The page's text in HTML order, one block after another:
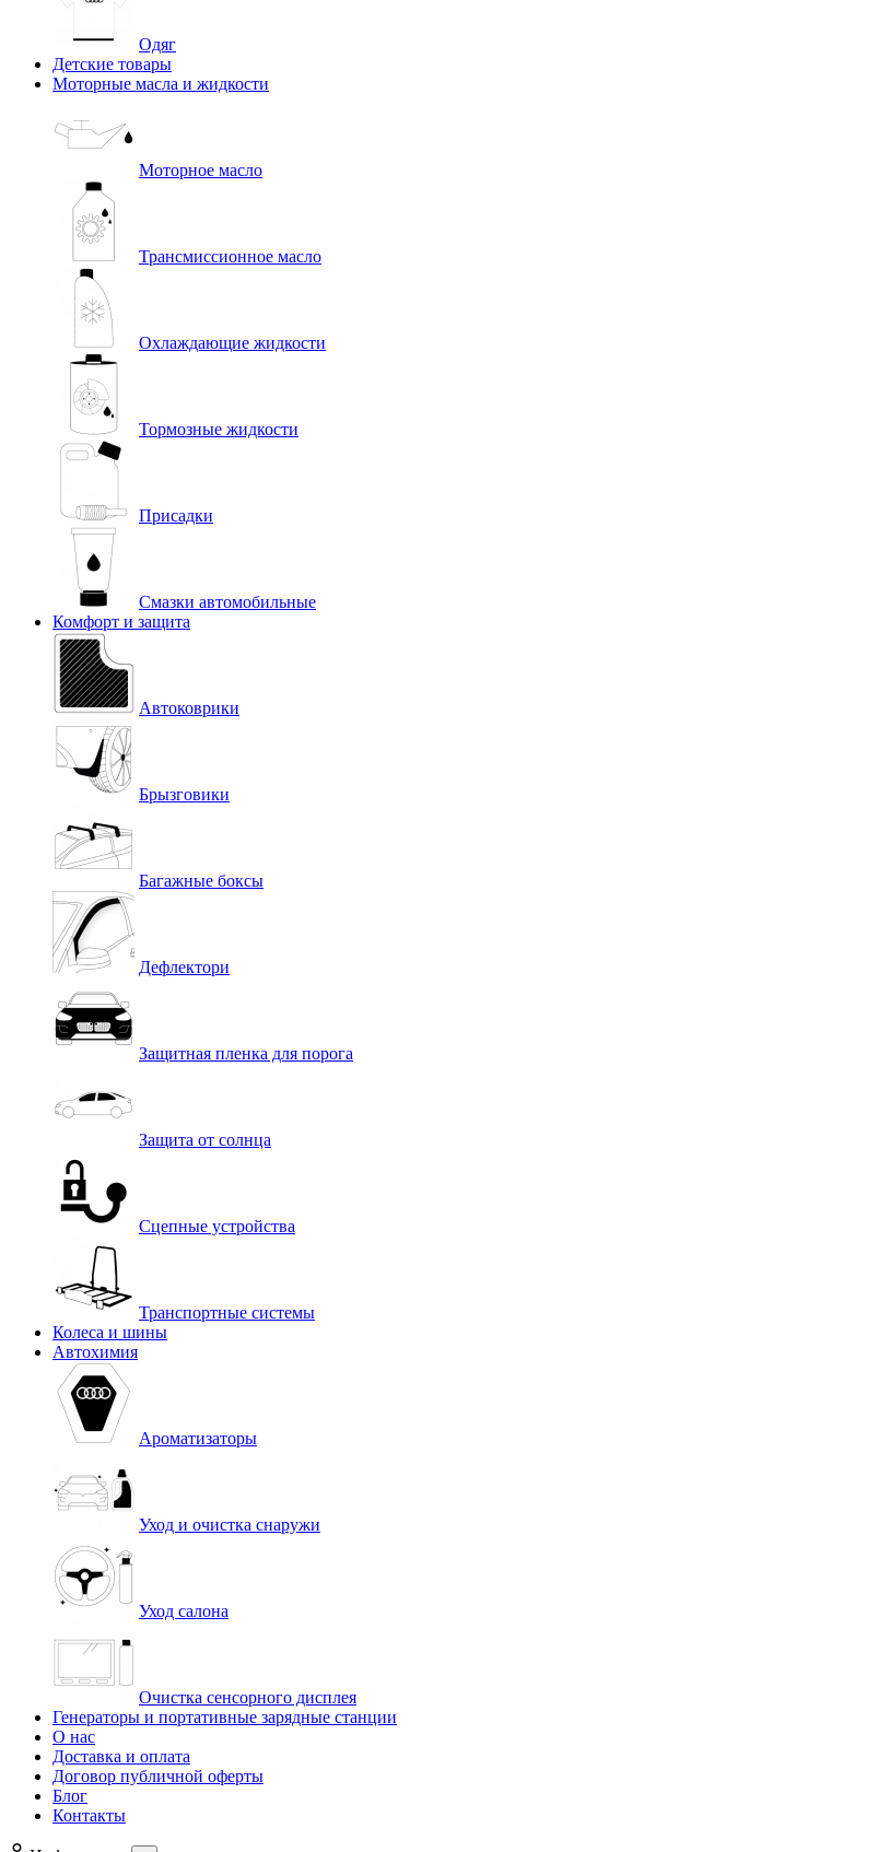
Одяг
Детские товары
Моторные масла и жидкости
Моторное масло
Трансмиссионное масло
Охлаждающие жидкости
Тормозные жидкости
Присадки
Смазки автомобильные
Комфорт и защита
Автоковрики
Брызговики
Багажные боксы
Дефлектори
Защитная пленка для порога
Защита от солнца
Сцепные устройства
Транспортные системы
Колеса и шины
Автохимия
Ароматизаторы
Уход и очистка снаружи
Уход салона
Очистка сенсорного дисплея
Генераторы и портативные зарядные станции
О нас
Доставка и оплата
Договор публичной оферты
Блог
Контакты